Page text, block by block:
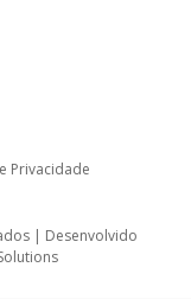
Privacidade
| Desenvolvido